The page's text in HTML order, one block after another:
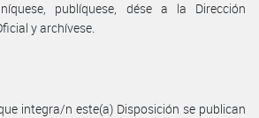
publíquese, dése a la Dirección
y archívese.
integra/n este(a) Disposición se publican